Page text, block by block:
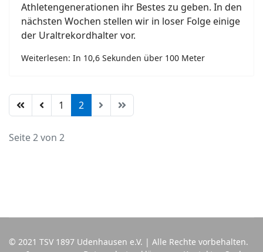
Athletengenerationen ihr Bestes zu geben. In den
nächsten Wochen stellen wir in loser Folge einige
der Uraltrekordhalter vor.
Weiterlesen: In 10,6 Sekunden über 100 Meter
1 2
Seite 2 von 2
© 2021 TSV 1897 Udenhausen e.V. | Alle Rechte vorbehalten.